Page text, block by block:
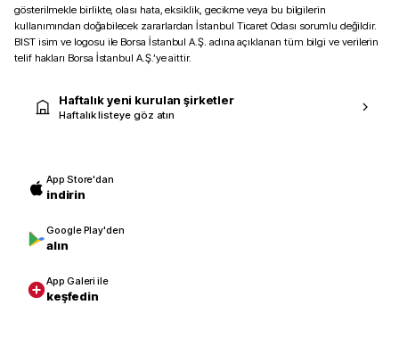
gösterilmekle birlikte, olası hata, eksiklik, gecikme veya bu bilgilerin
kullanımından doğabilecek zararlardan İstanbul Ticaret Odası sorumlu değildir.
BIST isim ve logosu ile Borsa İstanbul A.Ş. adına açıklanan tüm bilgi ve verilerin
telif hakları Borsa İstanbul A.Ş.’ye aittir.
Haftalık yeni kurulan şirketler
Haftalık listeye göz atın
App Store'dan
indirin
Google Play'den
alın
App Galeri ile
keşfedin